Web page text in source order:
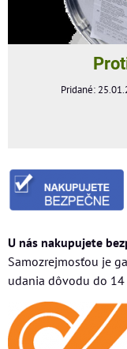
Pridané:
U nás nakupujete
Samozrejmosťou je
udania dôvodu do